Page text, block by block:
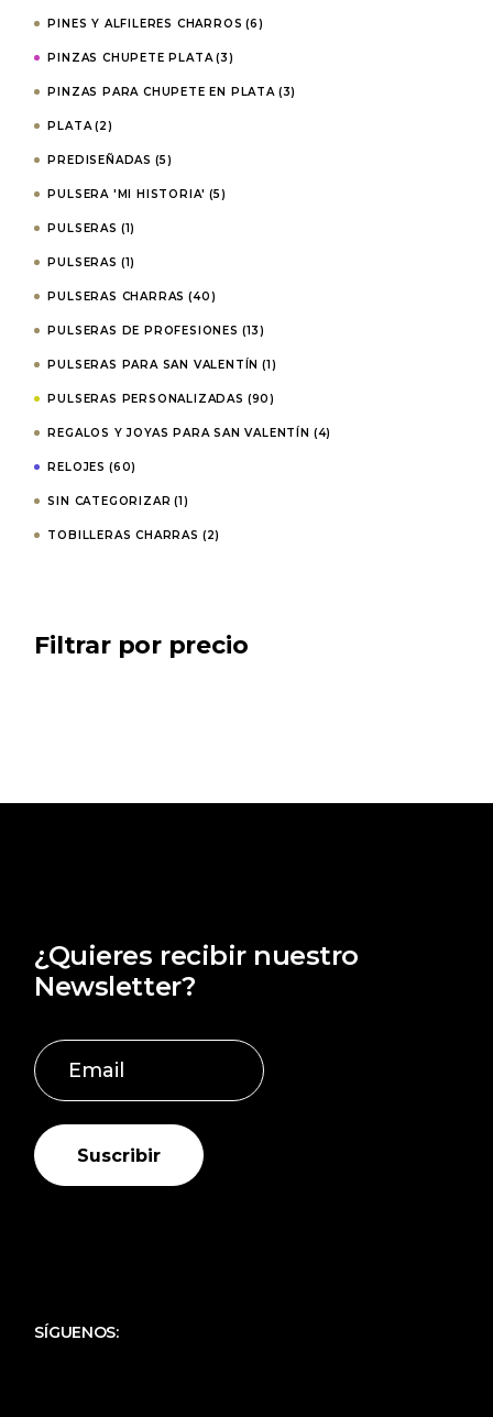
PINES Y ALFILERES CHARROS (6)
PINZAS CHUPETE PLATA (3)
PINZAS PARA CHUPETE EN PLATA (3)
PLATA (2)
PREDISEÑADAS (5)
PULSERA 'MI HISTORIA' (5)
PULSERAS (1)
PULSERAS (1)
PULSERAS CHARRAS (40)
PULSERAS DE PROFESIONES (13)
PULSERAS PARA SAN VALENTÍN (1)
PULSERAS PERSONALIZADAS (90)
REGALOS Y JOYAS PARA SAN VALENTÍN (4)
RELOJES (60)
SIN CATEGORIZAR (1)
TOBILLERAS CHARRAS (2)
Filtrar por precio
¿Quieres recibir nuestro
Newsletter?
Suscribir
SÍGUENOS: